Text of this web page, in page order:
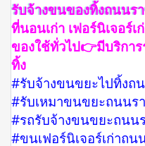
รับจ้างขนของทิ้งถนนร
ที่นอนเก่า เฟอร์นิเจอร์
ของใช้ทั่วไป👉มีบริกา
ทิ้ง
#รับจ้างขนขยะไปทิ้งถ
#รับเหมาขนขยะถนนร
#รถรับจ้างขนขยะถนน
#ขนเฟอร์นิเจอร์เก่าถ